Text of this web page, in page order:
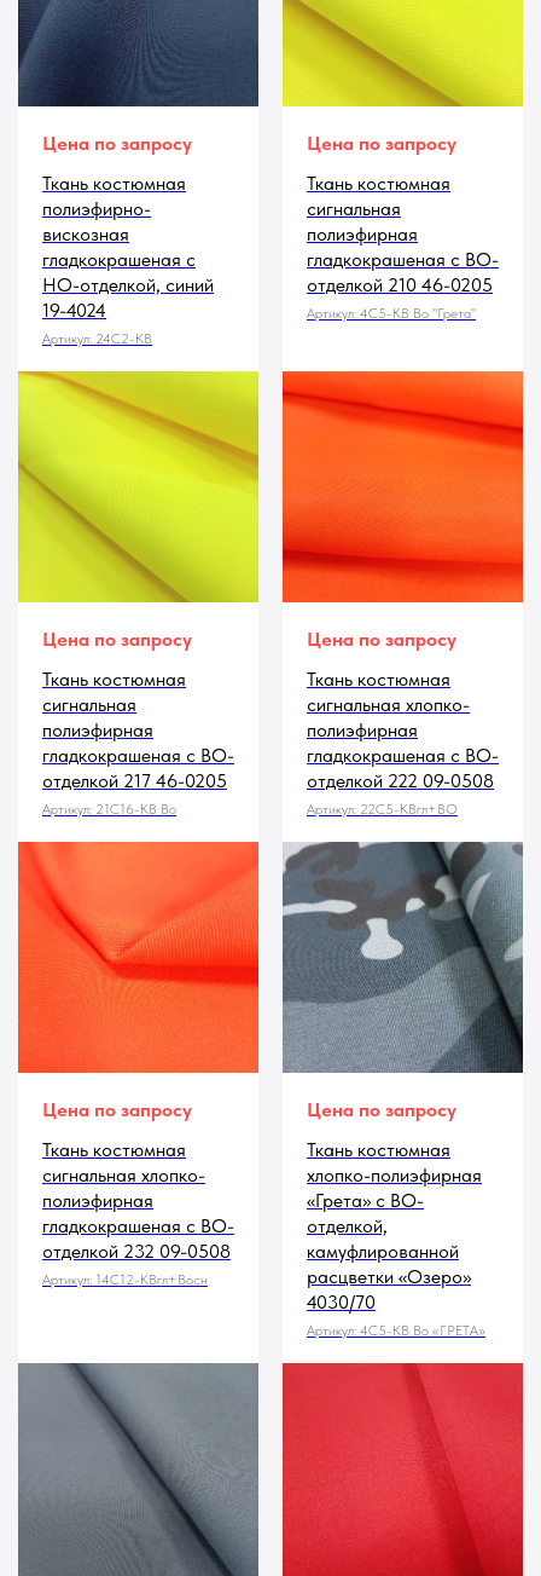
Цена по запросу
Ткань костюмная
полиэфирно-
вискозная
гладкокрашеная с
НО-отделкой, синий
19-4024
Артикул: 24С2-КВ
Цена по запросу
Ткань костюмная
сигнальная
полиэфирная
гладкокрашеная с ВО-
отделкой 210 46-0205
Артикул: 4С5-КВ Во "Грета"
Цена по запросу
Ткань костюмная
сигнальная
полиэфирная
гладкокрашеная с ВО-
отделкой 217 46-0205
Артикул: 21С16-КВ Во
Цена по запросу
Ткань костюмная
сигнальная хлопко-
полиэфирная
гладкокрашеная с ВО-
отделкой 222 09-0508
Артикул: 22С5-КВгл+ВО
Цена по запросу
Ткань костюмная
сигнальная хлопко-
полиэфирная
гладкокрашеная с ВО-
отделкой 232 09-0508
Артикул: 14С12-КВгл+Восн
Цена по запросу
Ткань костюмная
хлопко-полиэфирная
«Грета» с ВО-
отделкой,
камуфлированной
расцветки «Озеро»
4030/70
Артикул: 4С5-КВ Во «ГРЕТА»